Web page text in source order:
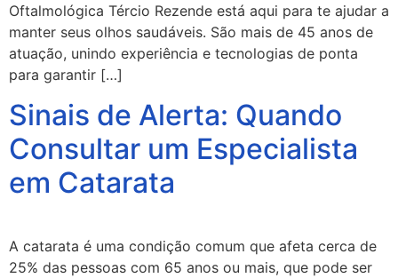
Oftalmológica Tércio Rezende está aqui para te ajudar a
manter seus olhos saudáveis. São mais de 45 anos de
atuação, unindo experiência e tecnologias de ponta
para garantir […]
Sinais de Alerta: Quando
Consultar um Especialista
em Catarata
A catarata é uma condição comum que afeta cerca de
25% das pessoas com 65 anos ou mais, que pode ser